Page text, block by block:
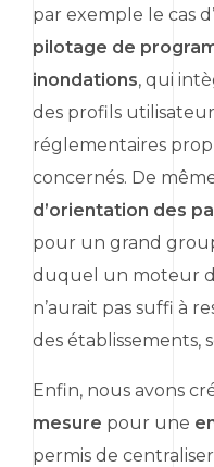
par exemple le cas
pilotage de
inondations, qui
des profils
réglementaires
concernés. De
d’orientation des
pour un grand
duquel un moteur
n’aurait pas suffi à
des établissements,
Enfin, nous avons
mesure pour une
permis de